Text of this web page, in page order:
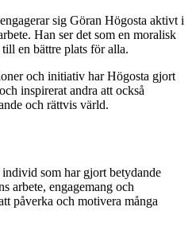
sig Göran Högosta aktivt i
Han ser det som en moralisk
en bättre plats för alla.
och initiativ har Högosta gjort
inspirerat andra att också
och rättvis värld.
som har gjort betydande
arbete, engagemang och
påverka och motivera många